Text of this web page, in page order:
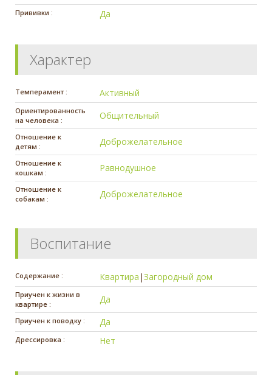
Прививки : Да
Характер
Темперамент : Активный
Ориентированность
на человека :
Общительный
Отношение к
детям :
Доброжелательное
Отношение к
кошкам :
Равнодушное
Отношение к
собакам :
Доброжелательное
Воспитание
Содержание : Квартира |Загородный дом
Приучен к жизни в
квартире :
Да
Приучен к поводку : Да
Дрессировка : Нет